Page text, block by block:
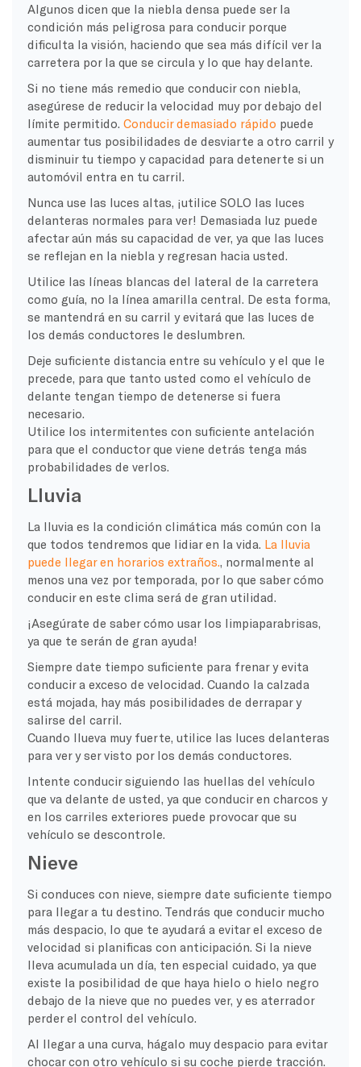
Algunos dicen que la niebla densa puede ser la
condición más peligrosa para conducir porque
dificulta la visión, haciendo que sea más difícil ver la
carretera por la que se circula y lo que hay delante.
Si no tiene más remedio que conducir con niebla,
asegúrese de reducir la velocidad muy por debajo del
límite permitido. Conducir demasiado rápido puede
aumentar tus posibilidades de desviarte a otro carril y
disminuir tu tiempo y capacidad para detenerte si un
automóvil entra en tu carril.
Nunca use las luces altas, ¡utilice SOLO las luces
delanteras normales para ver! Demasiada luz puede
afectar aún más su capacidad de ver, ya que las luces
se reflejan en la niebla y regresan hacia usted.
Utilice las líneas blancas del lateral de la carretera
como guía, no la línea amarilla central. De esta forma,
se mantendrá en su carril y evitará que las luces de
los demás conductores le deslumbren.
Deje suficiente distancia entre su vehículo y el que le
precede, para que tanto usted como el vehículo de
delante tengan tiempo de detenerse si fuera
necesario.
Utilice los intermitentes con suficiente antelación
para que el conductor que viene detrás tenga más
probabilidades de verlos.
Lluvia
La lluvia es la condición climática más común con la
que todos tendremos que lidiar en la vida. La lluvia
puede llegar en horarios extraños.
, normalmente al
menos una vez por temporada, por lo que saber cómo
conducir en este clima será de gran utilidad.
¡Asegúrate de saber cómo usar los limpiaparabrisas,
ya que te serán de gran ayuda!
Siempre date tiempo suficiente para frenar y evita
conducir a exceso de velocidad. Cuando la calzada
está mojada, hay más posibilidades de derrapar y
salirse del carril.
Cuando llueva muy fuerte, utilice las luces delanteras
para ver y ser visto por los demás conductores.
Intente conducir siguiendo las huellas del vehículo
que va delante de usted, ya que conducir en charcos y
en los carriles exteriores puede provocar que su
vehículo se descontrole.
Nieve
Si conduces con nieve, siempre date suficiente tiempo
para llegar a tu destino. Tendrás que conducir mucho
más despacio, lo que te ayudará a evitar el exceso de
velocidad si planificas con anticipación. Si la nieve
lleva acumulada un día, ten especial cuidado, ya que
existe la posibilidad de que haya hielo o hielo negro
debajo de la nieve que no puedes ver, y es aterrador
perder el control del vehículo.
Al llegar a una curva, hágalo muy despacio para evitar
chocar con otro vehículo si su coche pierde tracción.